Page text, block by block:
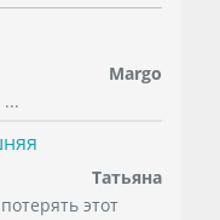
Margo
Татьяна
этот